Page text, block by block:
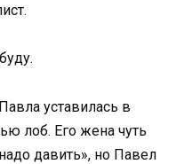
уставилась в
лоб. Его жена чуть
давить», но Павел